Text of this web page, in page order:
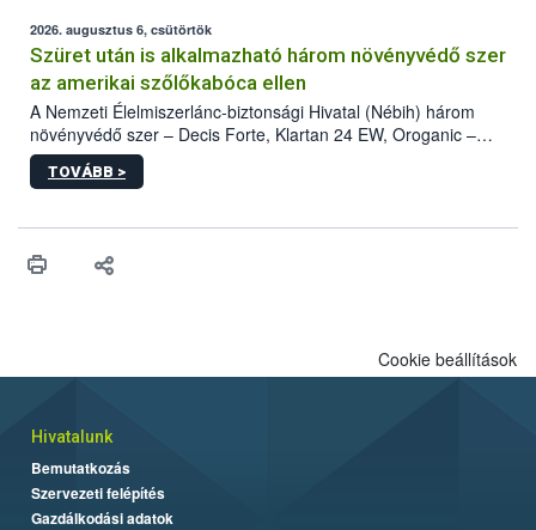
az intenzív felderítést, emellett az intézkedéseket a szlovák
hatósággal is összehangolják a terjedés megállítása érdekében.
2026. augusztus 6, csütörtök
Szüret után is alkalmazható három növényvédő szer
az amerikai szőlőkabóca ellen
A Nemzeti Élelmiszerlánc-biztonsági Hivatal (Nébih) három
növényvédő szer – Decis Forte, Klartan 24 EW, Oroganic –
engedélyokiratát módosította, így azok a szüretet követően,
egészen a vesszőérettség (BBCH 91) stádiumáig
érésű szőlőkben is legyen lehetőség a károsító elleni további
felhasználók számára is elérhető és ökológiai termesztésben is
TOVÁBB >
Cookie beállítások
Hivatalunk
Bemutatkozás
Szervezeti felépítés
Gazdálkodási adatok